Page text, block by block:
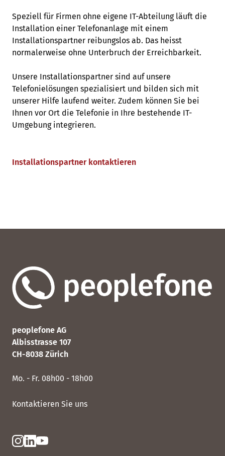
Speziell für Firmen ohne eigene IT-Abteilung läuft die
Installation einer Telefonanlage mit einem
Installationspartner reibungslos ab. Das heisst
normalerweise ohne Unterbruch der Erreichbarkeit.
Unsere Installationspartner sind auf unsere
Telefonielösungen spezialisiert und bilden sich mit
unserer Hilfe laufend weiter. Zudem können Sie bei
Ihnen vor Ort die Telefonie in Ihre bestehende IT-
Umgebung integrieren.
Installationspartner kontaktieren
peoplefone AG
Albisstrasse 107
CH-8038 Zürich
Mo. - Fr. 08h00 - 18h00
Kontaktieren Sie uns